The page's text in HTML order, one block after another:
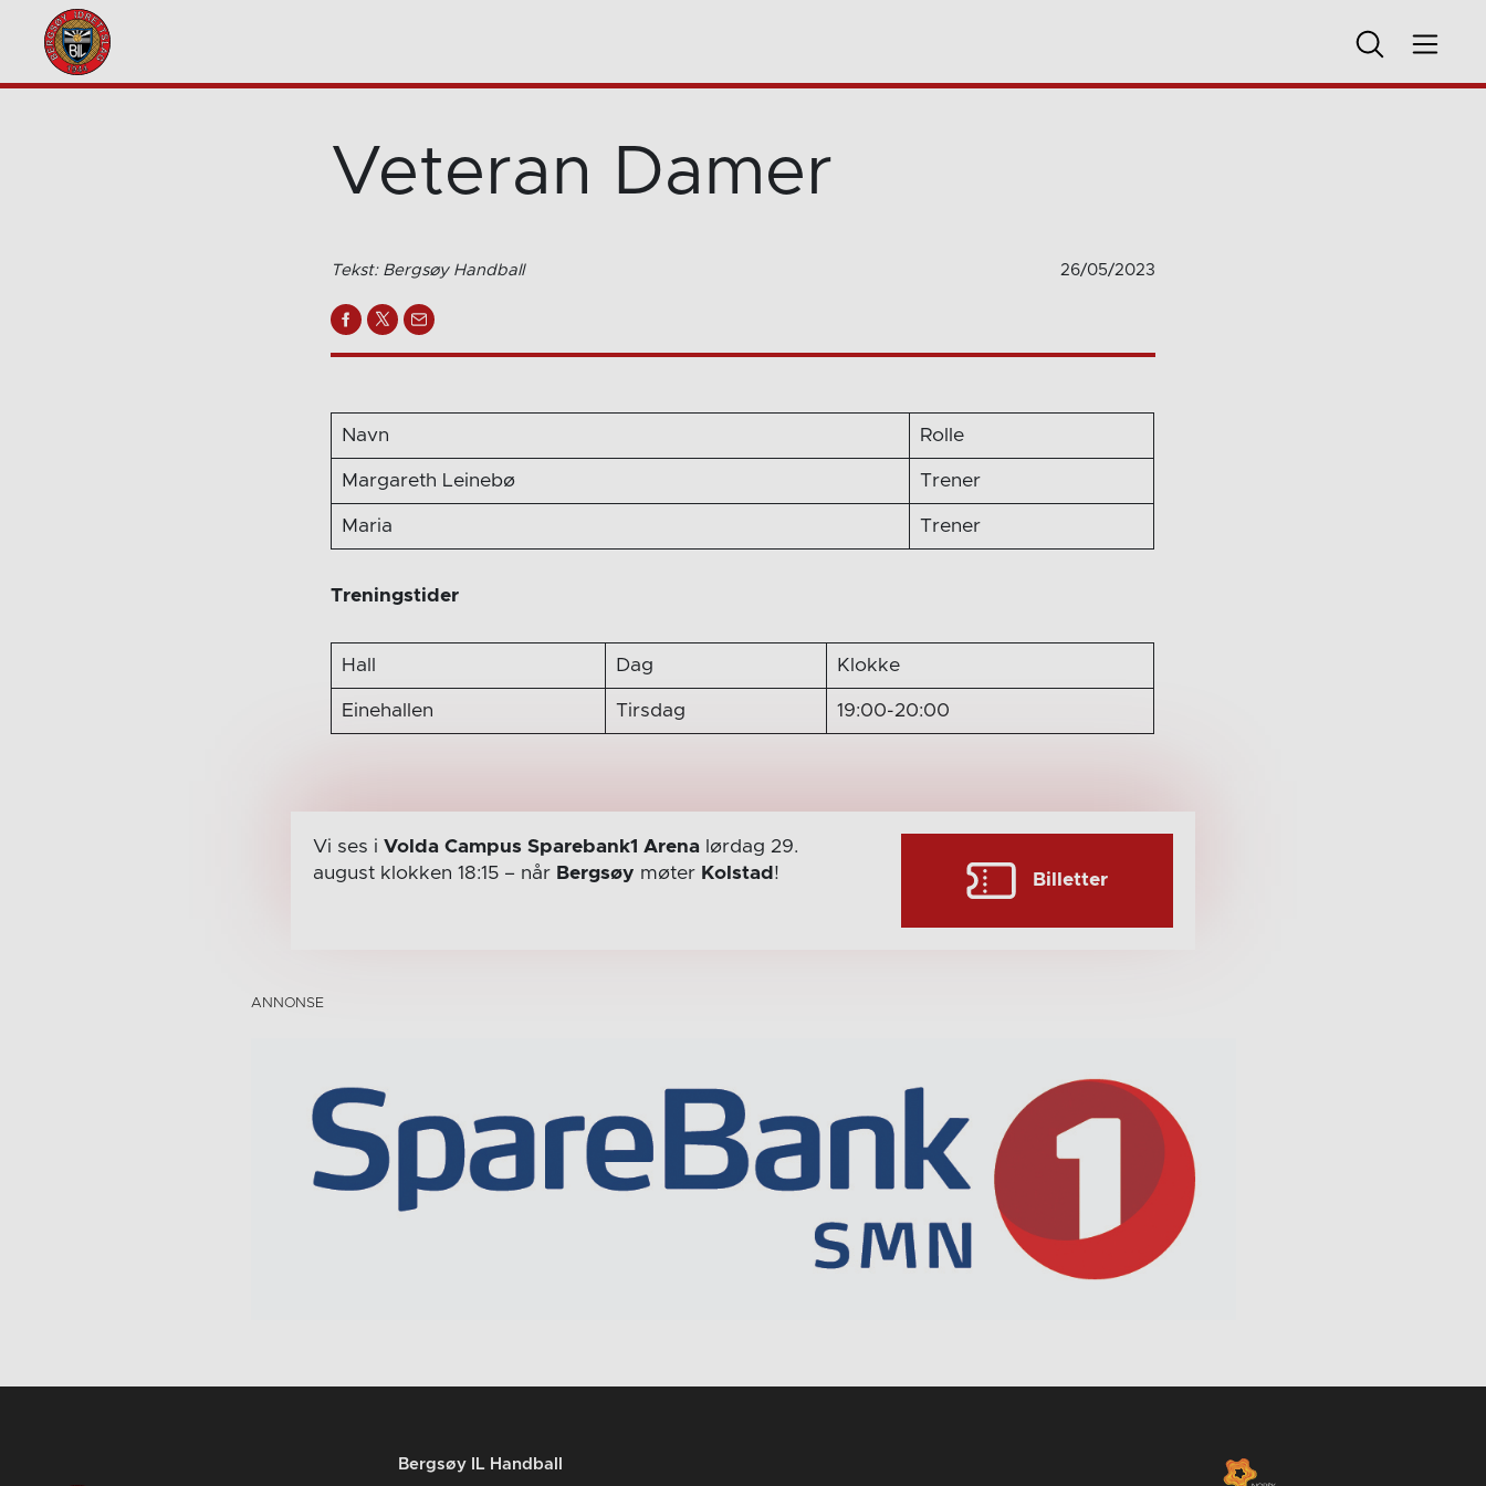
Veteran Damer
Tekst: Bergsøy Handball 26/05/2023
Navn Rolle
Margareth Leinebø Trener
Maria Trener
Treningstider
Hall Dag Klokke
Einehallen Tirsdag 19:00-20:00
Vi ses i Volda Campus Sparebank1 Arenalørdag 29.
august klokken 18:15– når Bergsøy møter Kolstad ! Billetter
Bergsøy IL Handball